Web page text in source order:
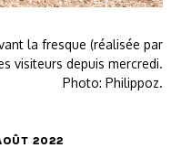
la fresque (réalisée par
visiteurs depuis mercredi.
Photo: Philippoz.
2022